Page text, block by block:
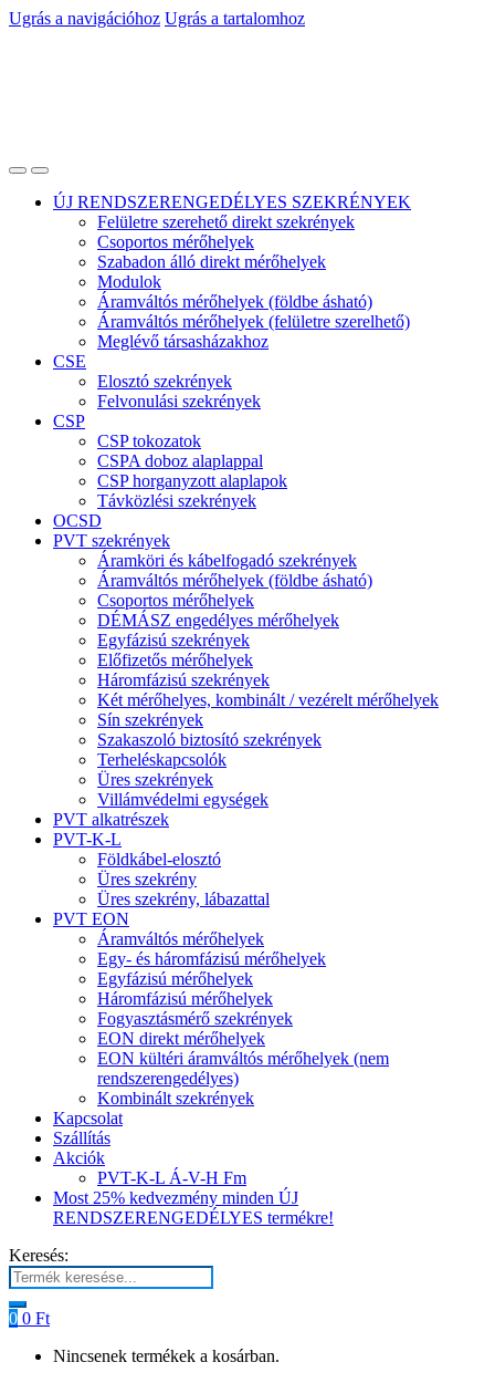
Ugrás a navigációhoz Ugrás a tartalomhoz
ÚJ RENDSZERENGEDÉLYES SZEKRÉNYEK
Felületre szerehető direkt szekrények
Csoportos mérőhelyek
Szabadon álló direkt mérőhelyek
Modulok
Áramváltós mérőhelyek (földbe ásható)
Áramváltós mérőhelyek (felületre szerelhető)
Meglévő társasházakhoz
CSE
Elosztó szekrények
Felvonulási szekrények
CSP
CSP tokozatok
CSPA doboz alaplappal
CSP horganyzott alaplapok
Távközlési szekrények
OCSD
PVT szekrények
Áramköri és kábelfogadó szekrények
Áramváltós mérőhelyek (földbe ásható)
Csoportos mérőhelyek
DÉMÁSZ engedélyes mérőhelyek
Egyfázisú szekrények
Előfizetős mérőhelyek
Háromfázisú szekrények
Két mérőhelyes, kombinált / vezérelt mérőhelyek
Sín szekrények
Szakaszoló biztosító szekrények
Terheléskapcsolók
Üres szekrények
Villámvédelmi egységek
PVT alkatrészek
PVT-K-L
Földkábel-elosztó
Üres szekrény
Üres szekrény, lábazattal
PVT EON
Áramváltós mérőhelyek
Egy- és háromfázisú mérőhelyek
Egyfázisú mérőhelyek
Háromfázisú mérőhelyek
Fogyasztásmérő szekrények
EON direkt mérőhelyek
EON kültéri áramváltós mérőhelyek (nem
rendszerengedélyes)
Kombinált szekrények
Kapcsolat
Szállítás
Akciók
PVT-K-L Á-V-H Fm
Most 25% kedvezmény minden ÚJ
RENDSZERENGEDÉLYES termékre!
Keresés:
0 0 Ft
Nincsenek termékek a kosárban.